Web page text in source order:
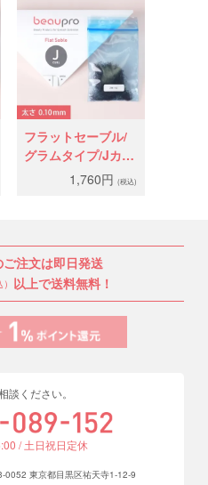
フラットセーブル/
グラムタイプ/Jカー
ル太さ0.10mm
1,760円(税込)
注文は即日発送
以上で送料無料！
談ください。
/ 土日祝日定休
0052 東京都目黒区祐天寺1-12-9